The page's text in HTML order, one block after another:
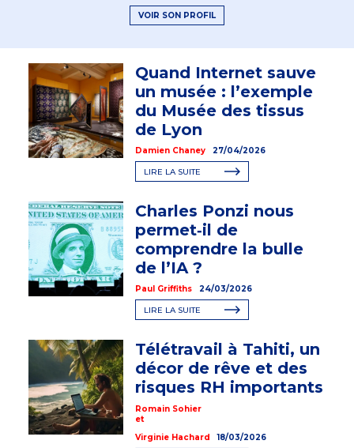
VOIR SON PROFIL
Quand Internet sauve
un musée : l’exemple
du Musée des tissus
de Lyon
Damien Chaney 27/04/2026
LIRE LA SUITE
Charles Ponzi nous
permet‑il de
comprendre la bulle
de l’IA ?
Paul Griffiths 24/03/2026
LIRE LA SUITE
Télétravail à Tahiti, un
décor de rêve et des
risques RH importants
Romain Sohier
et
Virginie Hachard
18/03/2026